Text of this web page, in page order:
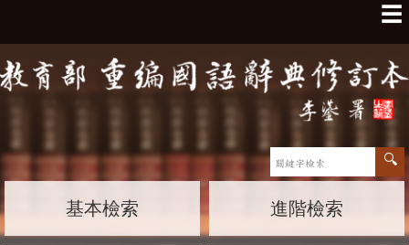
☰
基本檢索 進階檢索